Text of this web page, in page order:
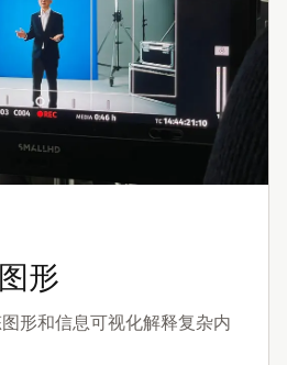
形
形和信息可视化解释复杂内